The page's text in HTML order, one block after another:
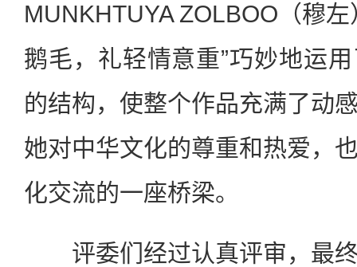
MUNKHTUYA ZOLBOO（穆
鹅毛，礼轻情意重”巧妙地运
的结构，使整个作品充满了动
她对中华文化的尊重和热爱，
化交流的一座桥梁。
评委们经过认真评审，最终